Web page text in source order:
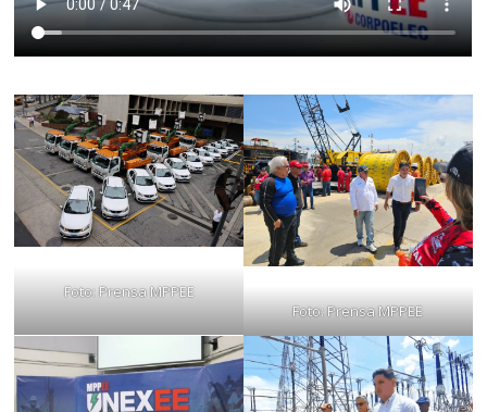
Foto: Prensa MPPEE
Foto: Prensa MPPEE